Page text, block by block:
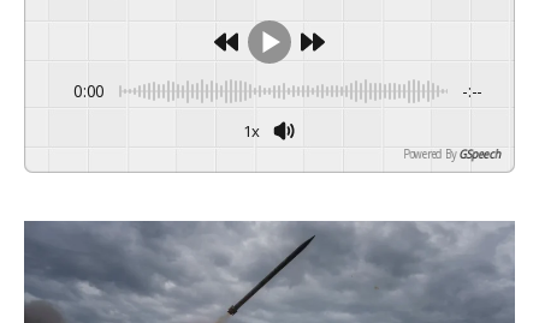
0:00 -:--
1x
Powered By GSpeech